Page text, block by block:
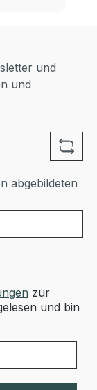
und
und
abgebildeten
zur
und bin